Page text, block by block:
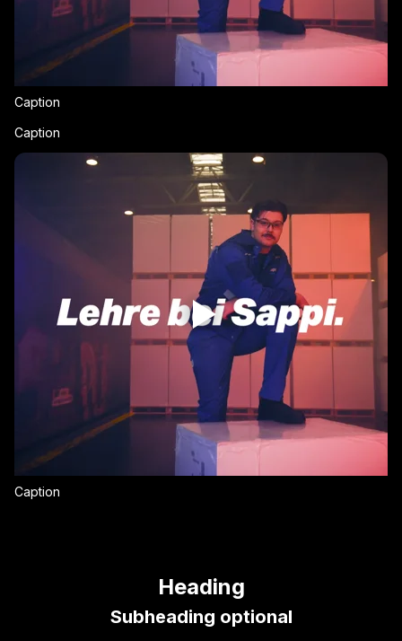
Caption
Caption
Caption
Heading
Subheading optional